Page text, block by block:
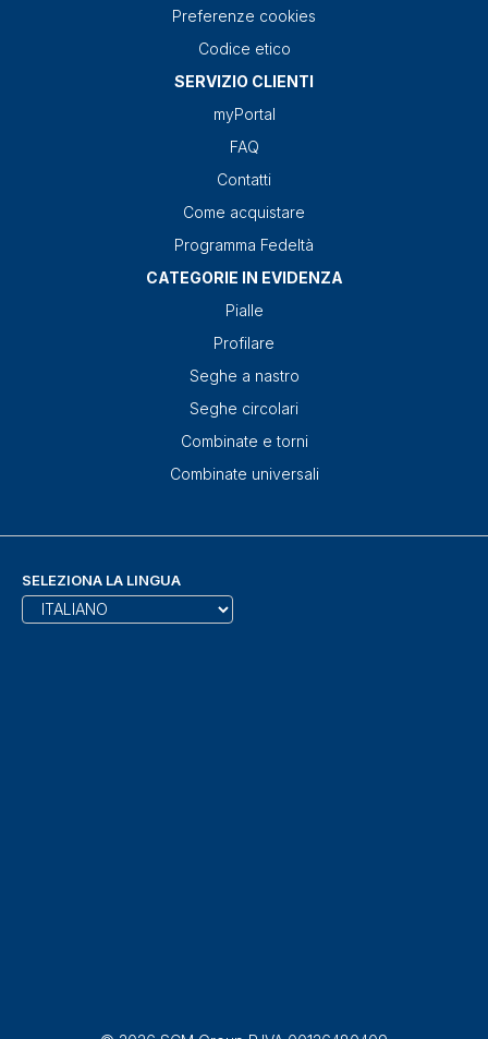
Preferenze cookies
Codice etico
SERVIZIO CLIENTI
myPortal
FAQ
Contatti
Come acquistare
Programma Fedeltà
CATEGORIE IN EVIDENZA
Pialle
Profilare
Seghe a nastro
Seghe circolari
Combinate e torni
Combinate universali
SELEZIONA LA LINGUA